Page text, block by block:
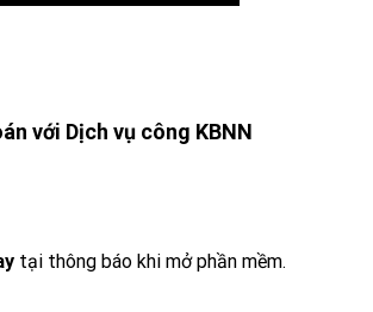
với Dịch vụ công KBNN
tại thông báo khi mở phần mềm.